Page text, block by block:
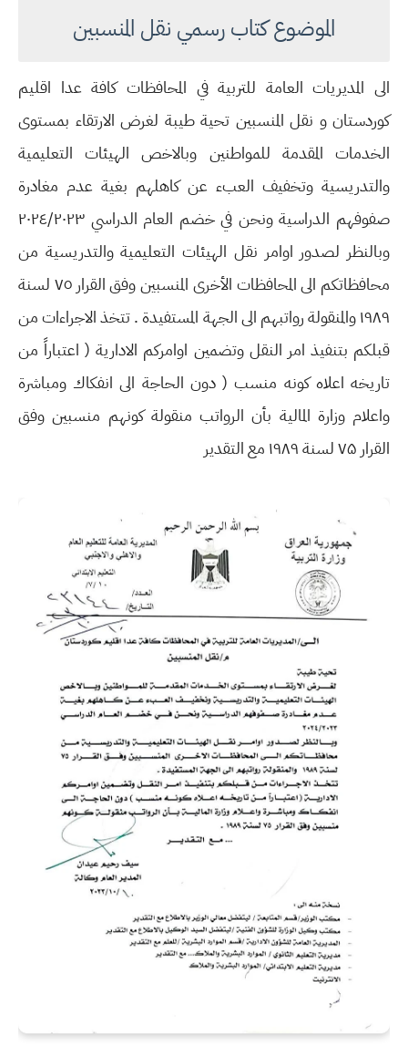
الموضوع كتاب رسمي نقل المنسبين
الى المديريات العامة للتربية في المحافظات كافة عدا اقليم
كوردستان و نقل المنسبين تحية طيبة لغرض الارتقاء بمستوى
الخدمات المقدمة للمواطنين وبالاخص الهيئات التعليمية
والتدريسية وتخفيف العبء عن كاهلهم بغية عدم مغادرة
صفوفهم الدراسية ونحن في خضم العام الدراسي ٢٠٢٤/٢٠٢٣
وبالنظر لصدور اوامر نقل الهيئات التعليمية والتدريسية من
محافظاتكم الى المحافظات الأخرى المنسبين وفق القرار ٧٥ لسنة
۱۹۸۹ والمنقولة رواتبهم الى الجهة المستفيدة . تتخذ الاجراءات من
قبلكم بتنفيذ امر النقل وتضمين اوامركم الادارية ( اعتباراً من
تاريخه اعلاه كونه منسب ( دون الحاجة الى انفكاك ومباشرة
واعلام وزارة المالية بأن الرواتب منقولة كونهم منسبين وفق
القرار ۷۵ لسنة ۱۹۸۹ مع التقدير